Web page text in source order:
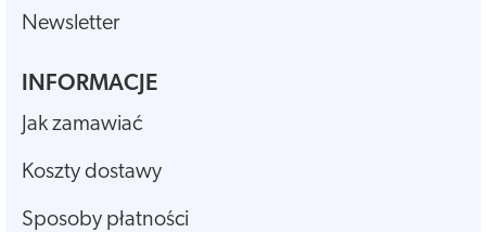
Newsletter
INFORMACJE
Jak zamawiać
Koszty dostawy
Sposoby płatności